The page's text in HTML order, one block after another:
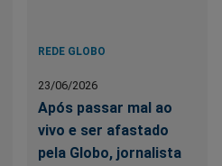
REDE GLOBO
23/06/2026
Após passar mal ao
vivo e ser afastado
pela Globo, jornalista